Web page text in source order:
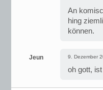
An
hing
können.
Jeun 9. Dezember
oh gott,